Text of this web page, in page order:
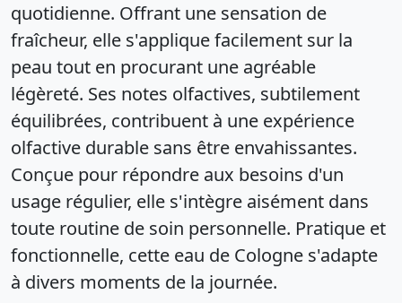
quotidienne. Offrant une sensation de
fraîcheur, elle s'applique facilement sur la
peau tout en procurant une agréable
légèreté. Ses notes olfactives, subtilement
équilibrées, contribuent à une expérience
olfactive durable sans être envahissantes.
Conçue pour répondre aux besoins d'un
usage régulier, elle s'intègre aisément dans
toute routine de soin personnelle. Pratique et
fonctionnelle, cette eau de Cologne s'adapte
à divers moments de la journée.